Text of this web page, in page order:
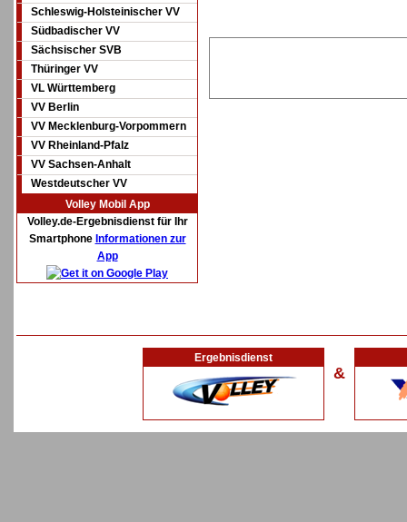
Schleswig-Holsteinischer VV
Südbadischer VV
Sächsischer SVB
Thüringer VV
VL Württemberg
VV Berlin
VV Mecklenburg-Vorpommern
VV Rheinland-Pfalz
VV Sachsen-Anhalt
Westdeutscher VV
Volley Mobil App
Volley.de-Ergebnisdienst für Ihr
Smartphone Informationen zur
App
Ergebnisdienst
&